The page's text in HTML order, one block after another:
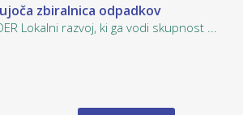
zbiralnica odpadkov
Lokalni razvoj, ki ga vodi skupnost ...